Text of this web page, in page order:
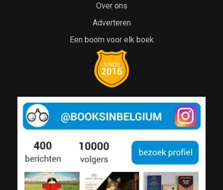
Over ons
Adverteren
Een boom voor elk boek